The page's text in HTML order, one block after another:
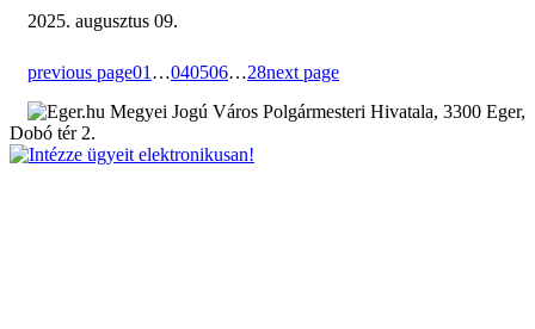
2025. augusztus 09.
previous page01 …040506…28next page
Megyei Jogú Város Polgármesteri Hivatala, 3300 Eger,
Dobó tér 2.